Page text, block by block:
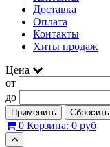
Доставка
Оплата
Контакты
Хиты продаж
Цена
от
до
Применить Сбросить
0 Корзина: 0 руб